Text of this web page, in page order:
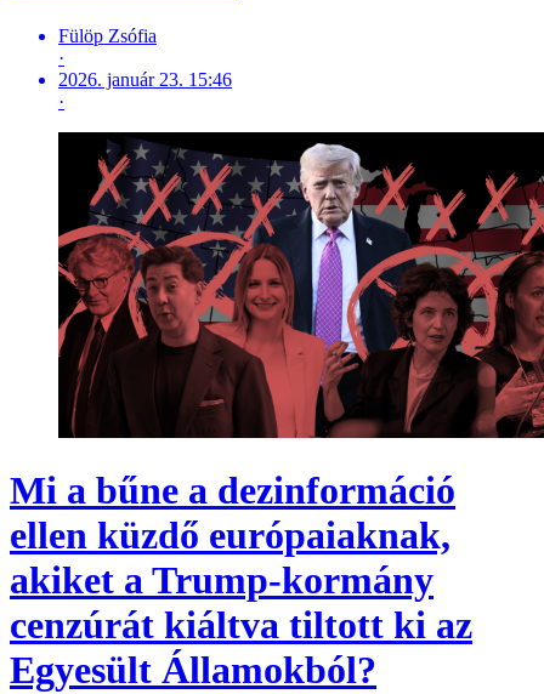
Fülöp Zsófia
·
2026. január 23. 15:46
·
Mi a bűne a dezinformáció
ellen küzdő európaiaknak,
akiket a Trump-kormány
cenzúrát kiáltva tiltott ki az
Egyesült Államokból?